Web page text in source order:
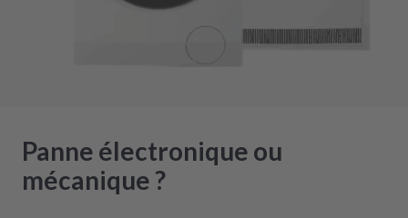
Panne électronique ou
mécanique ?